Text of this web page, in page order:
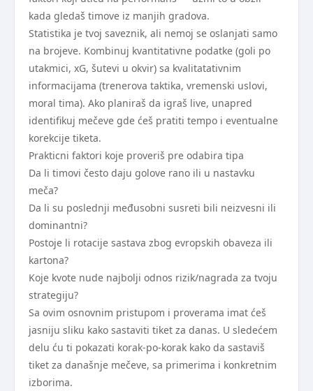
kada gledaš timove iz manjih gradova.
Statistika je tvoj saveznik, ali nemoj se oslanjati samo
na brojeve. Kombinuj kvantitativne podatke (goli po
utakmici, xG, šutevi u okvir) sa kvalitatativnim
informacijama (trenerova taktika, vremenski uslovi,
moral tima). Ako planiraš da igraš live, unapred
identifikuj mečeve gde ćeš pratiti tempo i eventualne
korekcije tiketa.
Prakticni faktori koje proveriš pre odabira tipa
Da li timovi često daju golove rano ili u nastavku
meča?
Da li su poslednji međusobni susreti bili neizvesni ili
dominantni?
Postoje li rotacije sastava zbog evropskih obaveza ili
kartona?
Koje kvote nude najbolji odnos rizik/nagrada za tvoju
strategiju?
Sa ovim osnovnim pristupom i proverama imat ćeš
jasniju sliku kako sastaviti tiket za danas. U sledećem
delu ću ti pokazati korak-po-korak kako da sastaviš
tiket za današnje mečeve, sa primerima i konkretnim
izborima.